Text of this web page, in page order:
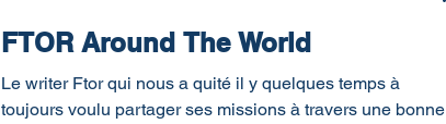
FTOR Around The World
Le writer Ftor qui nous a quité il y quelques temps à
toujours voulu partager ses missions à travers une bonne